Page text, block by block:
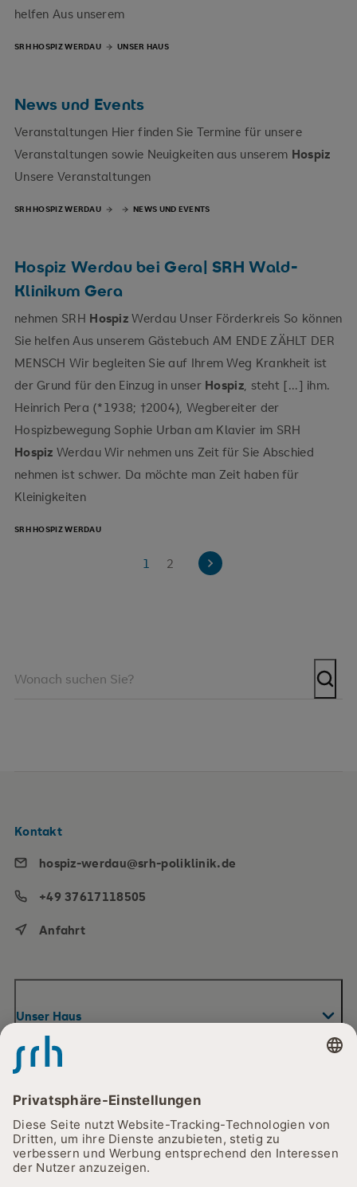
helfen Aus unserem
SRH HOSPIZ WERDAU UNSER HAUS
News und Events
Veranstaltungen Hier finden Sie Termine für unsere
Veranstaltungen sowie Neuigkeiten aus unserem Hospiz
Unsere Veranstaltungen
SRH HOSPIZ WERDAU NEWS UND EVENTS
Hospiz Werdau bei Gera| SRH Wald-
Klinikum Gera
nehmen SRH Hospiz Werdau Unser Förderkreis So können
Sie helfen Aus unserem Gästebuch AM ENDE ZÄHLT DER
MENSCH Wir begleiten Sie auf Ihrem Weg Krankheit ist
der Grund für den Einzug in unser Hospiz, steht [...] ihm.
Heinrich Pera (*1938; †2004), Wegbereiter der
Hospizbewegung Sophie Urban am Klavier im SRH
Hospiz Werdau Wir nehmen uns Zeit für Sie Abschied
nehmen ist schwer. Da möchte man Zeit haben für
Kleinigkeiten
SRH HOSPIZ WERDAU
1 2 weiter
Unser Haus
Unser Haus
Ihr Aufenthalt
Unser Förderkreis
Kontakt
hospiz-werdau@srh-poliklinik.de
+49 37617118505
Anfahrt
SRH Hospiz Werdau